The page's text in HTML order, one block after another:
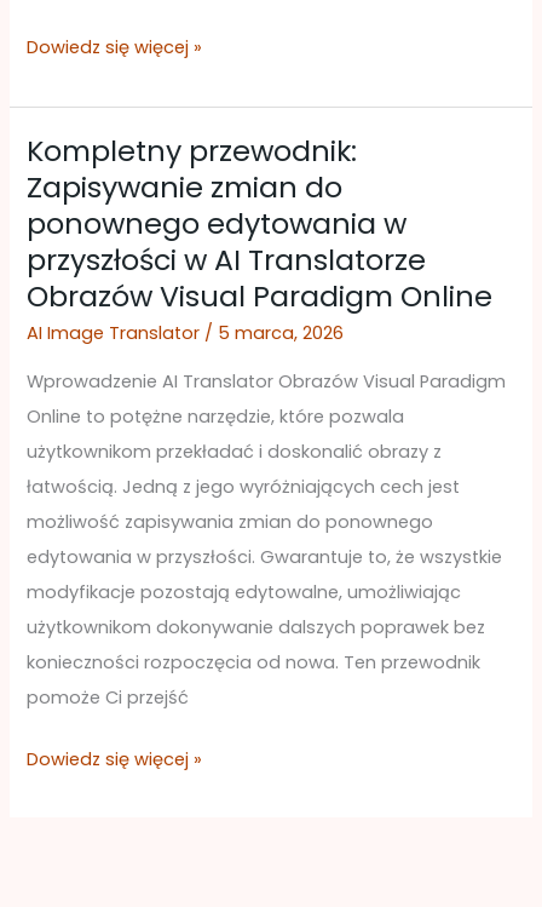
Dowiedz się więcej »
Kompletny przewodnik:
Zapisywanie zmian do
ponownego edytowania w
przyszłości w AI Translatorze
Obrazów Visual Paradigm Online
AI Image Translator / 5 marca, 2026
Wprowadzenie AI Translator Obrazów Visual Paradigm
Online to potężne narzędzie, które pozwala
użytkownikom przekładać i doskonalić obrazy z
łatwością. Jedną z jego wyróżniających cech jest
możliwość zapisywania zmian do ponownego
edytowania w przyszłości. Gwarantuje to, że wszystkie
modyfikacje pozostają edytowalne, umożliwiając
użytkownikom dokonywanie dalszych poprawek bez
konieczności rozpoczęcia od nowa. Ten przewodnik
pomoże Ci przejść
Kompletny
przewodnik:
Zapisywanie
zmian
do
ponownego
w
przyszłości
w
AI
Translatorze
Obrazów
Visual
Paradigm
Online
Dowiedz się więcej »